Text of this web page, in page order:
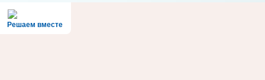
Решаем вместе